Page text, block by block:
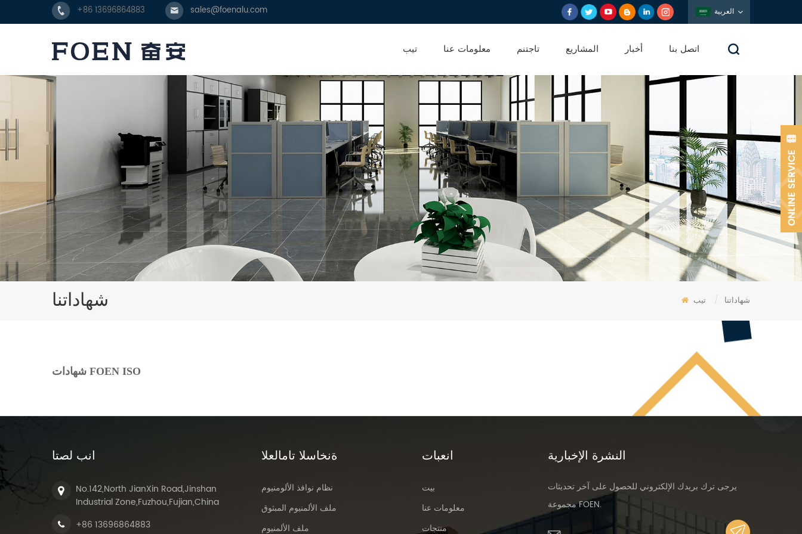
+86 13696864883 sales@foenalu.com العربية
تيب معلومات عنا تاجتنم المشاريع أخبار اتصل بنا
شهاداتنا تيب / شهاداتنا
شهادات FOEN ISO
انب لصتا
No.142,North JianXin Road,Jinshan
Industrial Zone,Fuzhou,Fujian,China
+86 13696864883
ةنخاسلا تامالعلا
نظام نوافذ الألومنيوم
ملف الألمنيوم المبثوق
ملف الألمنيوم
انعبات
بيت
معلومات عنا
منتجات
النشرة الإخبارية
يرجى ترك بريدك الإلكتروني للحصول على آخر تحديثات
مجموعة FOEN.